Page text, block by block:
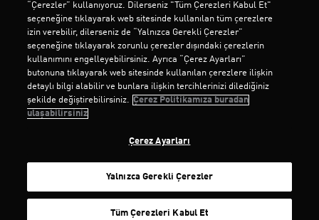
SEPETE EKLE
“Çerezler” kullanıyoruz. Dilerseniz "Tüm Çerezleri Kabul Et"
seçeneğine tıklayarak web sitesinde kullanılan tüm çerezlere
izin verebilir, dilerseniz de “Yalnızca Gerekli Çerezler”
seçeneğine tıklayarak zorunlu çerezler dışındaki çerezlerin
kullanımını engelleyebilirsiniz. Ayrıca “Çerez Ayarları”
butonuna tıklayarak web sitesinde kullanılan çerezlere ilişkin
detaylı bilgi alabilir ve bunlara ilişkin tercihlerinizi dilediğiniz
şekilde değiştirebilirsiniz. Çerez Politikamıza buradan
ulaşabilirsiniz
Çerez Ayarları
Yalnızca Gerekli Çerezler
Tüm Çerezleri Kabul Et